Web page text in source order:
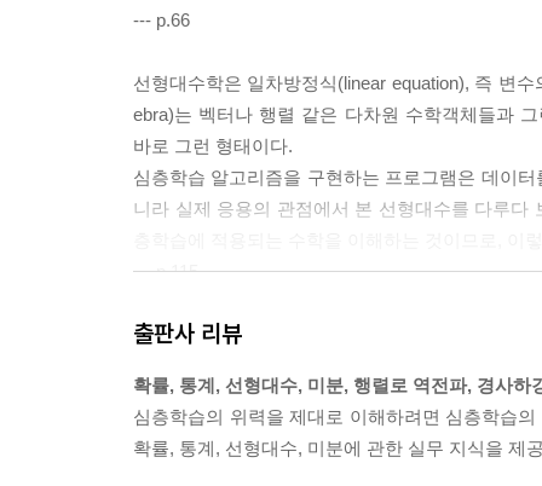
--- p.66
선형대수학은 일차방정식(linear equation), 즉 변
ebra)는 벡터나 행렬 같은 다차원 수학객체들과
바로 그런 형태이다.
심층학습 알고리즘을 구현하는 프로그램은 데이
니라 실제 응용의 관점에서 본 선형대수를 다루
--- p.115
정방행렬의 행렬식을 구하는 방법은 여러 가지인
를 더 단순한 버전들로 분해하고 그 결과들을 결
--- p.152
출판사 리뷰
확률, 통계, 선형대수, 미분, 행렬로 역전파, 경사하
심층학습의 위력을 제대로 이해하려면 심층학습
확률, 통계, 선형대수, 미분에 관한 실무 지식을 제